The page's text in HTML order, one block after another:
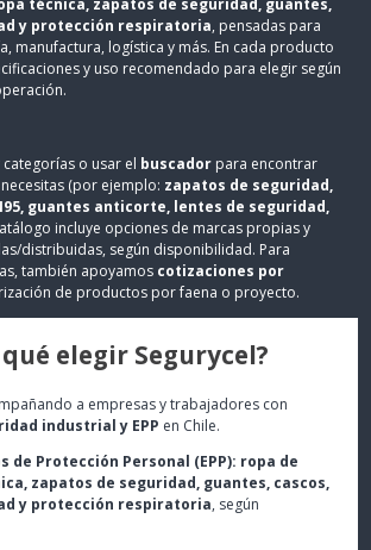
y protección respiratoria, pensadas para
manufactura, logística y más. En cada producto
y uso recomendado para elegir según
o usar el buscador para encontrar
(por ejemplo: zapatos de seguridad,
guantes anticorte, lentes de seguridad,
incluye opciones de marcas propias y
distribuidas, según disponibilidad. Para
también apoyamos cotizaciones por
de productos por faena o proyecto.
qué elegir Segurycel?
a empresas y trabajadores con
industrial y EPP en Chile.
de Protección Personal (EPP): ropa de
zapatos de seguridad, guantes, cascos,
y protección respiratoria, según